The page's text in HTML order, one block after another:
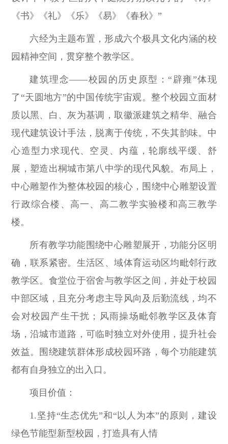
《书》《礼》《乐》《易》《春秋》”
六经为主题布置，形成六个极具文化内涵的校
园精神空间，贯穿整个教学区。
建筑理念——校园的历史原型：“辟雍”体现
了“天圆地方”的中国传统宇宙观。整个校园立面材
质以黑、白、灰为基调，取徽派建筑之精华、融合
现代建筑设计手法，脱离于传统，不失其韵味。中
心造型力求现代、空灵、内蕴，轮廓线平缓、舒
展，塑造出桐城市第八中学的现代风貌。布局上，
中心雕塑作为整体校园的核心，围绕中心雕塑设置
行政综合楼、高一、高二教学实验楼和高三教学
楼。
所有教学功能围绕中心雕塑展开，功能分区明
确，联系紧密。生活区、域体育运动区均毗邻行政
教学区。食堂位于宿舍与教学区之间，并处于校园
中部区域，且充分考虑主导风向及后勤流线，均不
会对校园产生干扰；风雨操场毗邻教学区及体育
场，沿城市道路，可临时独立对外使用，提升社会
效益。围绕建筑群体形成校园环路，每个功能建筑
都有自身独立的出入口。
项目价值：
1.坚持“生态优先”和“以人为本”的原则，建设
绿色节能型新型校园，打造具有人情